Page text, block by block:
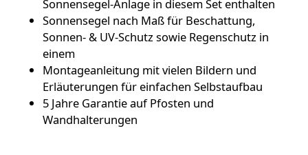
Sonnensegel-Anlage in diesem Set enthalten
Sonnensegel nach Maß für Beschattung,
Sonnen- & UV-Schutz sowie Regenschutz in
einem
Montageanleitung mit vielen Bildern und
Erläuterungen für einfachen Selbstaufbau
5 Jahre Garantie auf Pfosten und
Wandhalterungen